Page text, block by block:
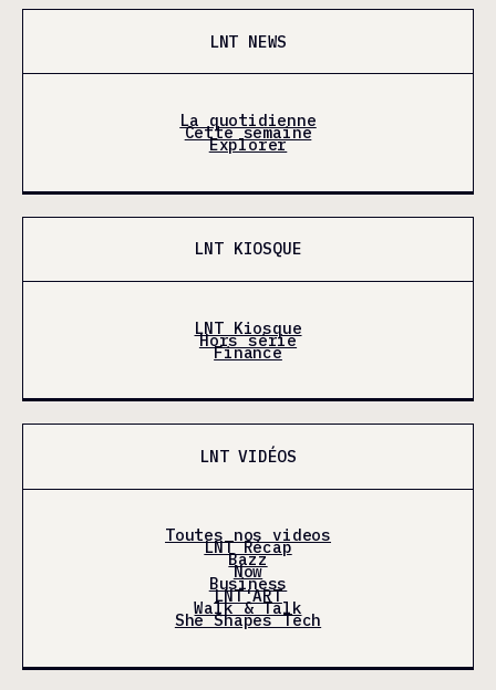
LNT NEWS
La quotidienne
Cette semaine
Explorer
LNT KIOSQUE
LNT Kiosque
Hors série
Finance
LNT VIDÉOS
Toutes nos videos
LNT Récap
Bazz
Now
Business
LNT'ART
Walk & Talk
She Shapes Tech